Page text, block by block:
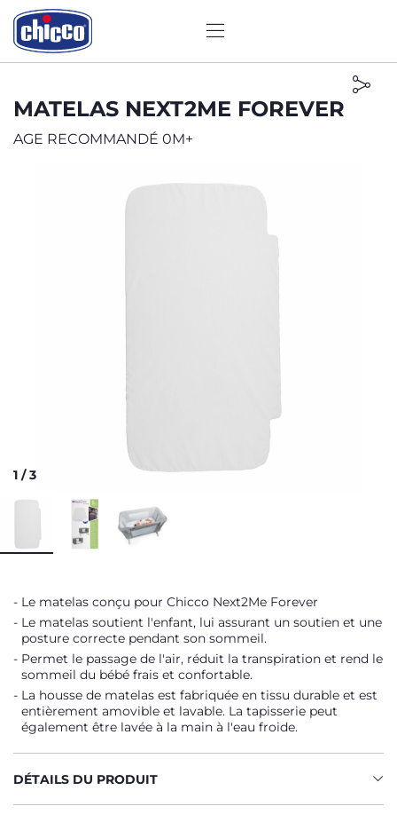
MATELAS NEXT2ME FOREVER
AGE RECOMMANDÉ 0M+
1 /3
Le matelas conçu pour Chicco Next2Me Forever
Le matelas soutient l'enfant, lui assurant un soutien et une
posture correcte pendant son sommeil.
Permet le passage de l'air, réduit la transpiration et rend le
sommeil du bébé frais et confortable.
La housse de matelas est fabriquée en tissu durable et est
entièrement amovible et lavable. La tapisserie peut
également être lavée à la main à l'eau froide.
DÉTAILS DU PRODUIT